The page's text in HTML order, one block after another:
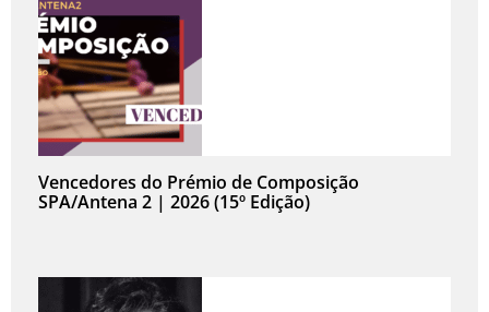
Vencedores do Prémio de Composição
SPA/Antena 2 | 2026 (15º Edição)